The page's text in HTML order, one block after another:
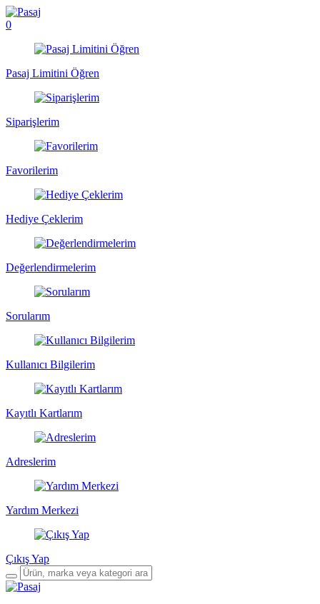
0
Pasaj Limitini Öğren
Siparişlerim
Favorilerim
Hediye Çeklerim
Değerlendirmelerim
Sorularım
Kullanıcı Bilgilerim
Kayıtlı Kartlarım
Adreslerim
Yardım Merkezi
Çıkış Yap